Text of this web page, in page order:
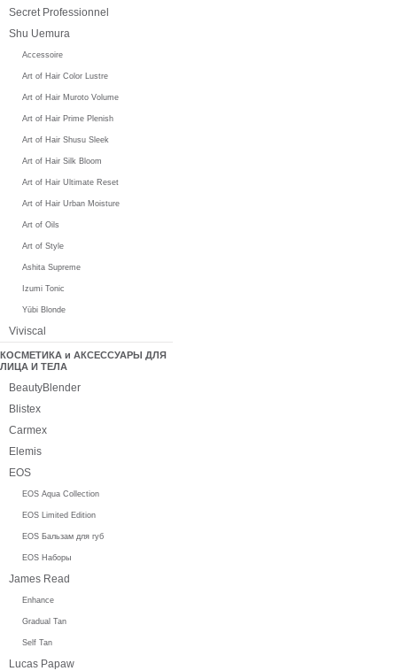
Secret Professionnel
Shu Uemura
Accessoire
Art of Hair Color Lustre
Art of Hair Muroto Volume
Art of Hair Prime Plenish
Art of Hair Shusu Sleek
Art of Hair Silk Bloom
Art of Hair Ultimate Reset
Art of Hair Urban Moisture
Art of Oils
Art of Style
Ashita Supreme
Izumi Tonic
Yūbi Blonde
Viviscal
КОСМЕТИКА и АКСЕССУАРЫ ДЛЯ
ЛИЦА И ТЕЛА
BeautyBlender
Blistex
Carmex
Elemis
EOS
EOS Aqua Collection
EOS Limited Edition
EOS Бальзам для губ
EOS Наборы
James Read
Enhance
Gradual Tan
Self Tan
Lucas Papaw